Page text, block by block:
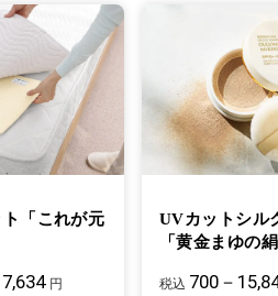
「これが元
円
UVカットシル
「黄金まゆの絹
税込 700－